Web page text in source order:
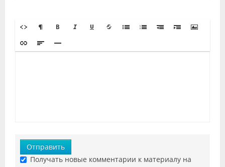
Отправить
Получать новые комментарии к материалу на